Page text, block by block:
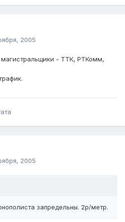
2005
- ТТК, РТКомм,
2005
запредельны. 2р/метр.